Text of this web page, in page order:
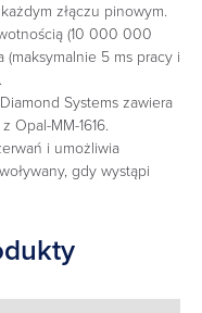
złączu pinowym.
(10 000 000
5 ms pracy i
Systems zawiera
Opal-MM-1616.
i umożliwia
gdy wystąpi